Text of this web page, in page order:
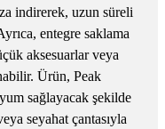
indirerek, uzun süreli
entegre saklama
aksesuarlar veya
Ürün, Peak
sağlayacak şekilde
seyahat çantasıyla